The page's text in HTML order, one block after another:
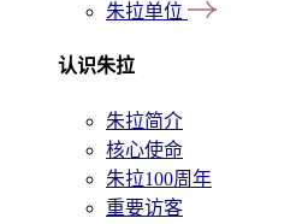
朱拉单位
认识朱拉
朱拉简介
核心使命
朱拉100周年
重要访客